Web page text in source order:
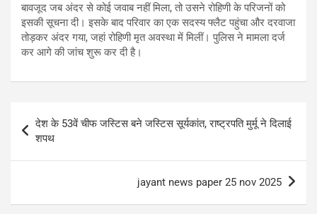
बावजूद जब अंदर से कोई जवाब नहीं मिला, तो उसने रोहिणी के परिजनों को
इसकी सूचना दी। इसके बाद परिवार का एक सदस्य फ्लैट पहुंचा और दरवाजा
तोड़कर अंदर गया, जहां रोहिणी मृत अवस्था में मिलीं। पुलिस ने मामला दर्ज
कर आगे की जांच शुरू कर दी है।
Post
navigation
देश के 53वें चीफ जस्टिस बने जस्टिस सूर्यकांत, राष्ट्रपति मुर्मू ने दिलाई
शपथ
jayant news paper 25 nov 2025